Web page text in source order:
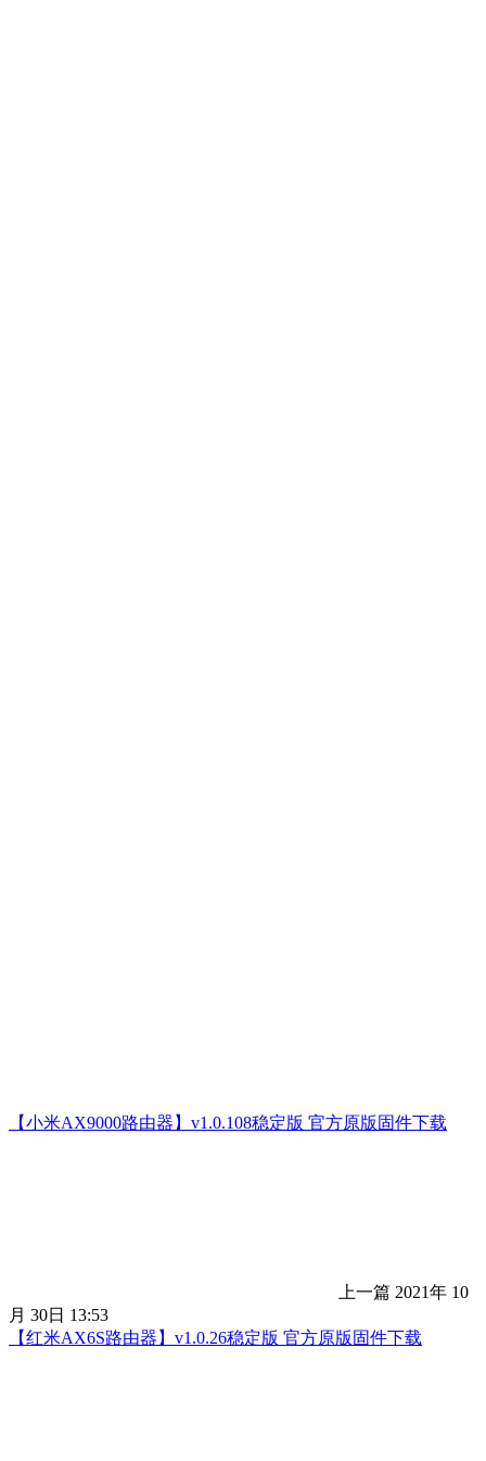
【小米AX9000路由器】v1.0.108稳定版 官方原版固件下载
上一篇 2021年 10
月 30日 13:53
【红米AX6S路由器】v1.0.26稳定版 官方原版固件下载